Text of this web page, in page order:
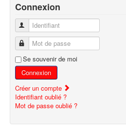
Connexion
Identifiant
Mot de passe
Se souvenir de moi
Connexion
Créer un compte
Identifiant oublié ?
Mot de passe oublié ?